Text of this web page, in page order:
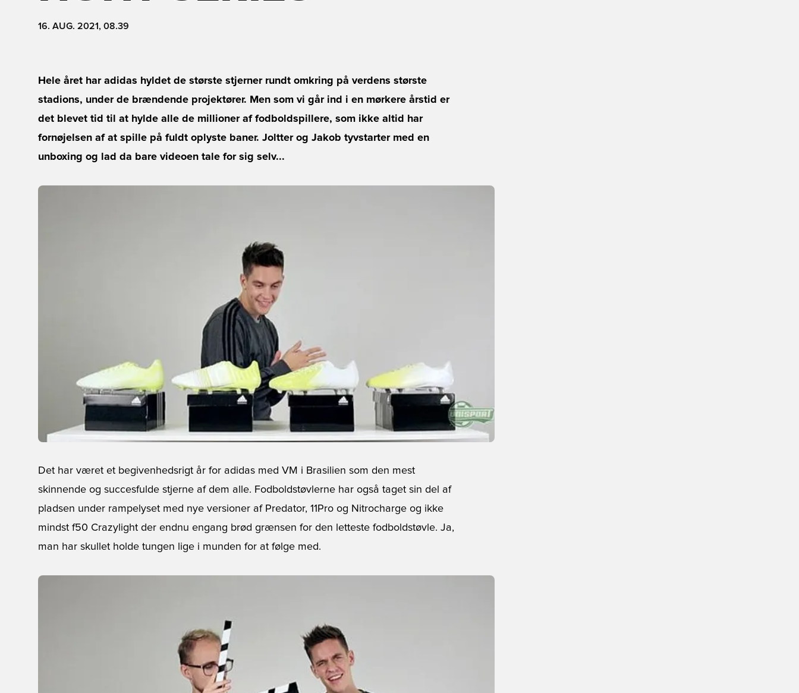
16. AUG. 2021, 08.39
Hele året har adidas hyldet de største stjerner rundt omkring på verdens største
stadions, under de brændende projektører. Men som vi går ind i en mørkere årstid er
det blevet tid til at hylde alle de millioner af fodboldspillere, som ikke altid har
fornøjelsen af at spille på fuldt oplyste baner. Joltter og Jakob tyvstarter med en
unboxing og lad da bare videoen tale for sig selv...
Det har været et begivenhedsrigt år for adidas med VM i Brasilien som den mest
skinnende og succesfulde stjerne af dem alle. Fodboldstøvlerne har også taget sin del af
pladsen under rampelyset med nye versioner af Predator, 11Pro og Nitrocharge og ikke
mindst f50 Crazylight der endnu engang brød grænsen for den letteste fodboldstøvle. Ja,
man har skullet holde tungen lige i munden for at følge med.